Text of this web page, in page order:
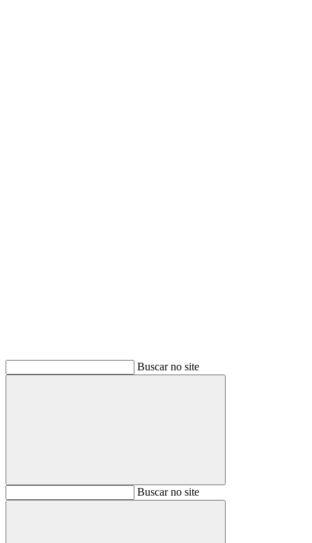
Buscar no site
BuscarBuscar no site